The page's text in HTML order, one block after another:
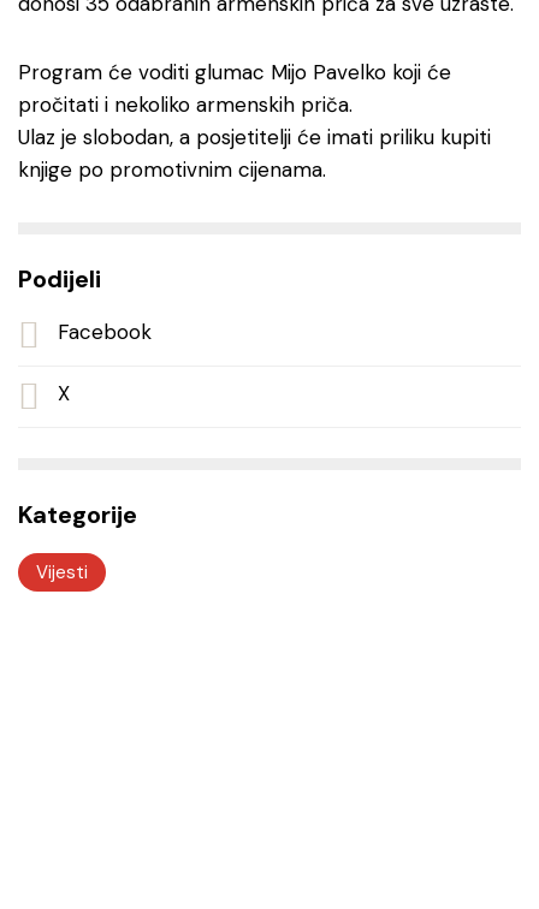
Program će voditi glumac Mijo Pavelko koji će
pročitati i nekoliko armenskih priča.
Ulaz je slobodan, a posjetitelji će imati priliku kupiti
knjige po promotivnim cijenama.
Podijeli
Facebook
X
Kategorije
Vijesti